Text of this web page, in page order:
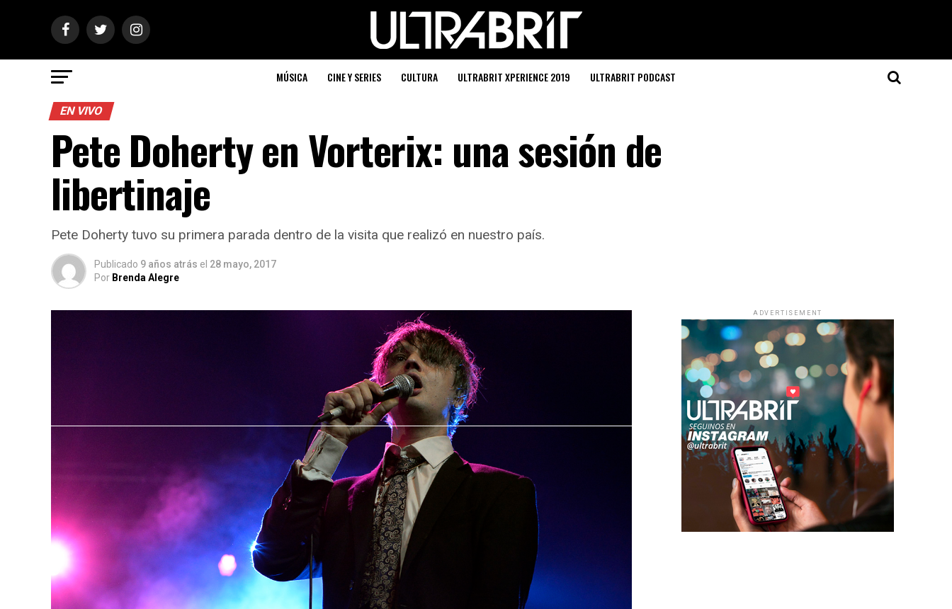
MÚSICA CINE Y SERIES CULTURA ULTRABRIT XPERIENCE 2019 ULTRABRIT PODCAST
EN VIVO
Pete Doherty en Vorterix: una sesión de
libertinaje
Pete Doherty tuvo su primera parada dentro de la visita que realizó en nuestro país.
Publicado 9 años atrás el 28 mayo, 2017
Por Brenda Alegre
ADVERTISEMENT